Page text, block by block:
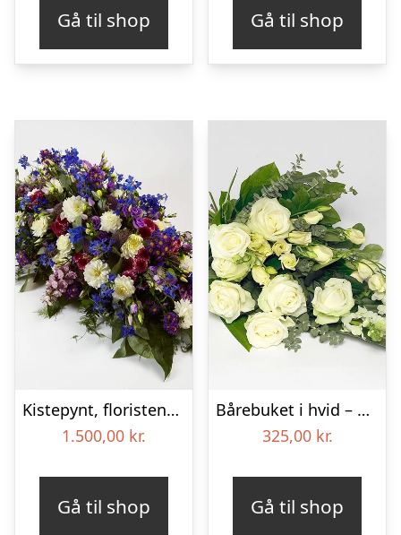
Gå til shop Gå til shop
Kistepynt, floristens valg – Blomster til begravelse
1.500,00 kr.
Gå til shop
Bårebuket i hvid – Blomster til begravelse
325,00 kr.
Gå til shop